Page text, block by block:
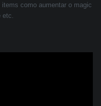
como aumentar o magic